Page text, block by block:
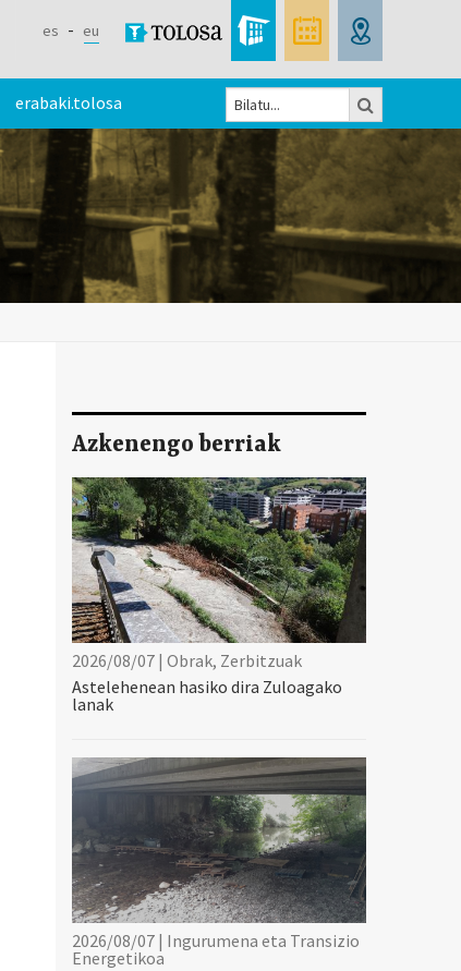
es eu
erabaki.tolosa
Bilaketa
formularioa
Azkenengo berriak
2026/08/07 | Obrak, Zerbitzuak
Astelehenean hasiko dira Zuloagako
lanak
2026/08/07 | Ingurumena eta Transizio
Energetikoa